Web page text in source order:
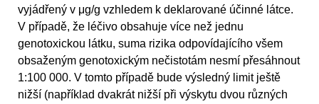
vyjádřený v μg/g vzhledem k deklarované účinné látce.
V případě, že léčivo obsahuje více než jednu
genotoxickou látku, suma rizika odpovídajícího všem
obsaženým genotoxickým nečistotám nesmí přesáhnout
1:100 000. V tomto případě bude výsledný limit ještě
nižší (například dvakrát nižší při výskytu dvou různých